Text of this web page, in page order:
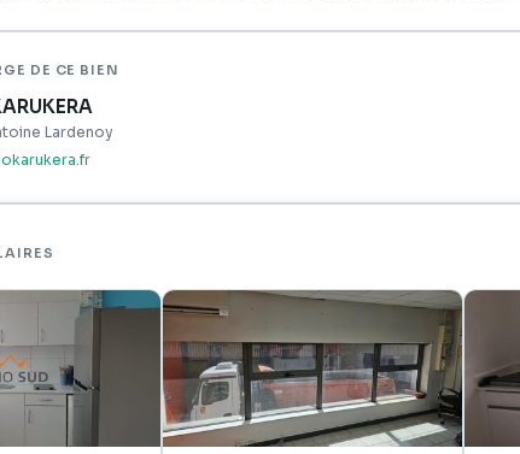
DE CE BIEN
Lardenoy